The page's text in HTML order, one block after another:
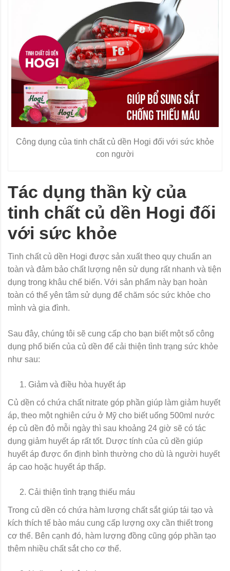
Công dụng của tinh chất củ dền Hogi đối với sức khỏe
con người
Tác dụng thần kỳ của
tinh chất củ dền Hogi đối
với sức khỏe
Tinh chất củ dền Hogi được sản xuất theo quy chuẩn an
toàn và đảm bảo chất lượng nên sử dụng rất nhanh và tiện
dụng trong khâu chế biến. Với sản phẩm này bạn hoàn
toàn có thể yên tâm sử dụng để chăm sóc sức khỏe cho
mình và gia đình.
Sau đây, chúng tôi sẽ cung cấp cho bạn biết một số công
dụng phổ biến của củ dền để cải thiện tình trạng sức khỏe
như sau:
Giảm và điều hòa huyết áp
Củ dền có chứa chất nitrate góp phần giúp làm giảm huyết
áp, theo một nghiên cứu ở Mỹ cho biết uống 500ml nước
ép củ dền đỏ mỗi ngày thì sau khoảng 24 giờ sẽ có tác
dụng giảm huyết áp rất tốt. Dược tính của củ dền giúp
huyết áp được ổn định bình thường cho dù là người huyết
áp cao hoặc huyết áp thấp.
Cải thiện tình trạng thiếu máu
Trong củ dền có chứa hàm lượng chất sắt giúp tái tạo và
kích thích tế bào máu cung cấp lượng oxy cần thiết trong
cơ thể. Bên cạnh đó, hàm lượng đồng cũng góp phần tạo
thêm nhiều chất sắt cho cơ thể.